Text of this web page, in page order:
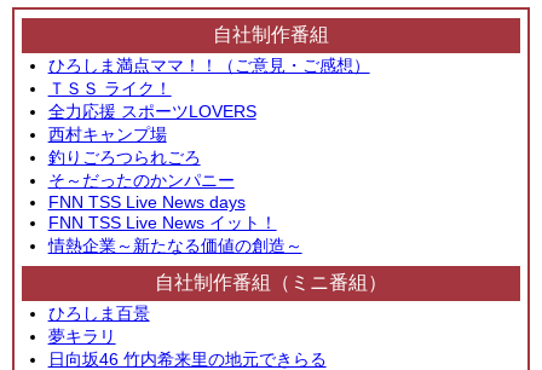
自社制作番組
ひろしま満点ママ！！（ご意見・ご感想）
ＴＳＳ ライク！
全力応援 スポーツLOVERS
西村キャンプ場
釣りごろつられごろ
そ～だったのかンパニー
FNN TSS Live News days
FNN TSS Live News イット！
情熱企業～新たなる価値の創造～
自社制作番組（ミニ番組）
ひろしま百景
夢キラリ
日向坂46 竹内希来里の地元できらる